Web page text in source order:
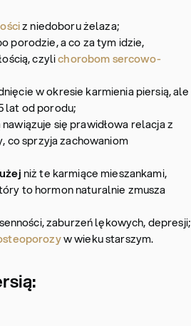
z niedoboru żelaza;
porodzie, a co za tym idzie,
czylichorobom sercowo-
w okresie karmienia piersią, ale
lat od porodu;
się prawidłowa relacja z
co sprzyja zachowaniom
niż te karmiące mieszankami,
to hormon naturalnie zmusza
zaburzeń lękowych, depresji;
w wieku starszym.